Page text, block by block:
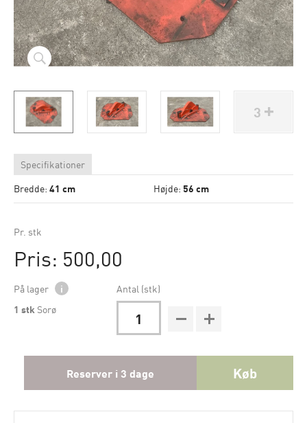
3
Specifikationer
Bredde: 41 cm Højde: 56 cm
Pr. stk
Pris: 500,00
På lager
i
1 stk Sorø
Antal (stk)
Reserver i 3 dage Køb